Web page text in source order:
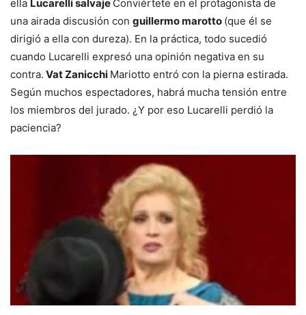
ella Lucarelli salvaje Conviértete en el protagonista de
una airada discusión con guillermo marotto (que él se
dirigió a ella con dureza). En la práctica, todo sucedió
cuando Lucarelli expresó una opinión negativa en su
contra. Vat Zanicchi Mariotto entró con la pierna estirada.
Según muchos espectadores, habrá mucha tensión entre
los miembros del jurado. ¿Y por eso Lucarelli perdió la
paciencia?